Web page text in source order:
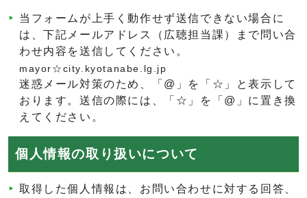
当フォームが上手く動作せず送信できない場合に
は、下記メールアドレス（広聴担当課）まで問い合
わせ内容を送信してください。
mayor☆city.kyotanabe.lg.jp
迷惑メール対策のため、「@」を「☆」と表示して
おります。送信の際には、「☆」を「@」に置き換
えてください。
個人情報の取り扱いについて
取得した個人情報は、お問い合わせに対する回答、